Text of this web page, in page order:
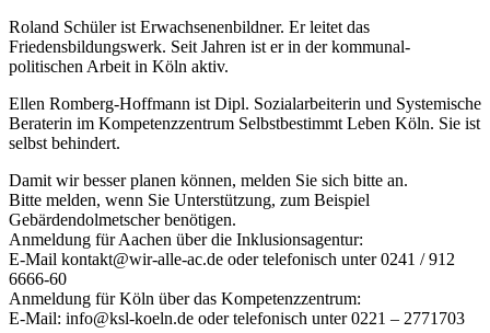
Roland Schüler ist Erwachsenenbildner. Er leitet das
Friedensbildungswerk. Seit Jahren ist er in der kommunal-
politischen Arbeit in Köln aktiv.
Ellen Romberg-Hoffmann ist Dipl. Sozialarbeiterin und Systemische
Beraterin im Kompetenzzentrum Selbstbestimmt Leben Köln. Sie ist
selbst behindert.
Damit wir besser planen können, melden Sie sich bitte an.
Bitte melden, wenn Sie Unterstützung, zum Beispiel
Gebärdendolmetscher benötigen.
Anmeldung für Aachen über die Inklusionsagentur:
E-Mail kontakt@wir-alle-ac.de oder telefonisch unter 0241 / 912
6666-60
Anmeldung für Köln über das Kompetenzzentrum:
E-Mail: info@ksl-koeln.de oder telefonisch unter 0221 – 2771703